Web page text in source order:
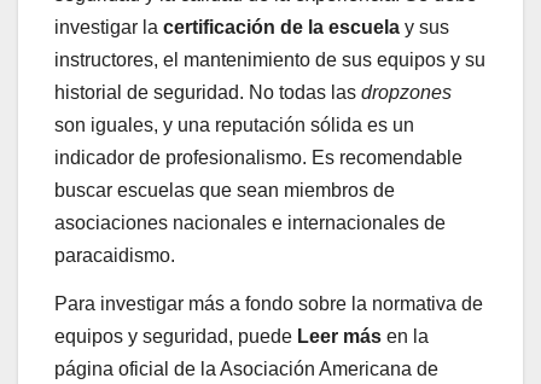
investigar la certificación de la escuela y sus
instructores, el mantenimiento de sus equipos y su
historial de seguridad. No todas las dropzones
son iguales, y una reputación sólida es un
indicador de profesionalismo. Es recomendable
buscar escuelas que sean miembros de
asociaciones nacionales e internacionales de
paracaidismo.
Para investigar más a fondo sobre la normativa de
equipos y seguridad, puede Leer más en la
página oficial de la Asociación Americana de